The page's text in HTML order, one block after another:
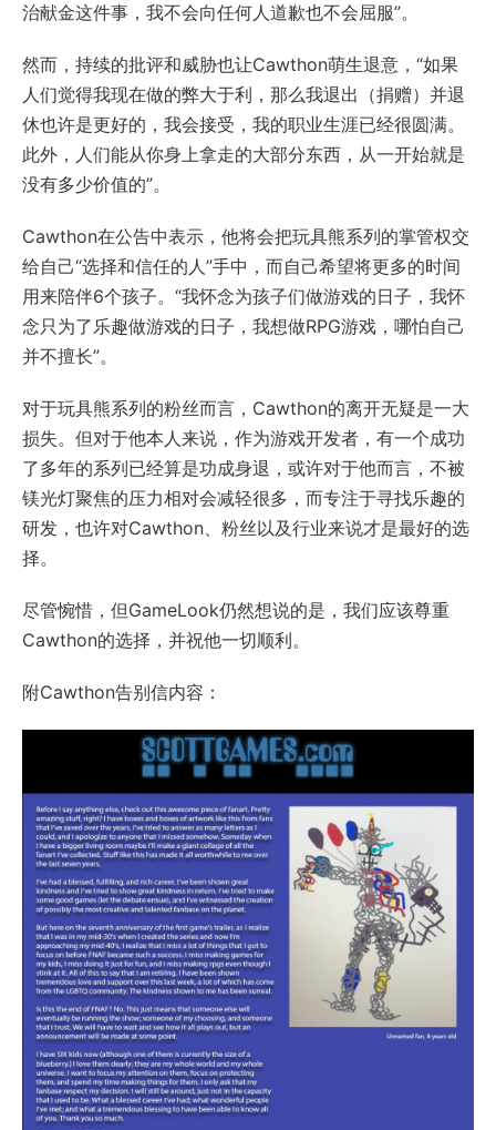
治献金这件事，我不会向任何人道歉也不会屈服”。
然而，持续的批评和威胁也让Cawthon萌生退意，“如果
人们觉得我现在做的弊大于利，那么我退出（捐赠）并退
休也许是更好的，我会接受，我的职业生涯已经很圆满。
此外，人们能从你身上拿走的大部分东西，从一开始就是
没有多少价值的”。
Cawthon在公告中表示，他将会把玩具熊系列的掌管权交
给自己“选择和信任的人”手中，而自己希望将更多的时间
用来陪伴6个孩子。“我怀念为孩子们做游戏的日子，我怀
念只为了乐趣做游戏的日子，我想做RPG游戏，哪怕自己
并不擅长”。
对于玩具熊系列的粉丝而言，Cawthon的离开无疑是一大
损失。但对于他本人来说，作为游戏开发者，有一个成功
了多年的系列已经算是功成身退，或许对于他而言，不被
镁光灯聚焦的压力相对会减轻很多，而专注于寻找乐趣的
研发，也许对Cawthon、粉丝以及行业来说才是最好的选
择。
尽管惋惜，但GameLook仍然想说的是，我们应该尊重
Cawthon的选择，并祝他一切顺利。
附Cawthon告别信内容：